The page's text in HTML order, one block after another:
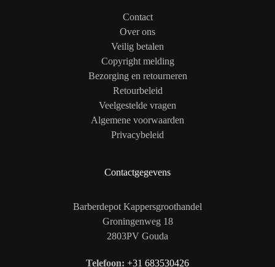
Contact
Over ons
Veilig betalen
Copyright melding
Bezorging en retourneren
Retourbeleid
Veelgestelde vragen
Algemene voorwaarden
Privacybeleid
Contactgegevens
Barberdepot Kappersgroothandel
Groningenweg 18
2803PV Gouda
Telefoon: +31 683530426